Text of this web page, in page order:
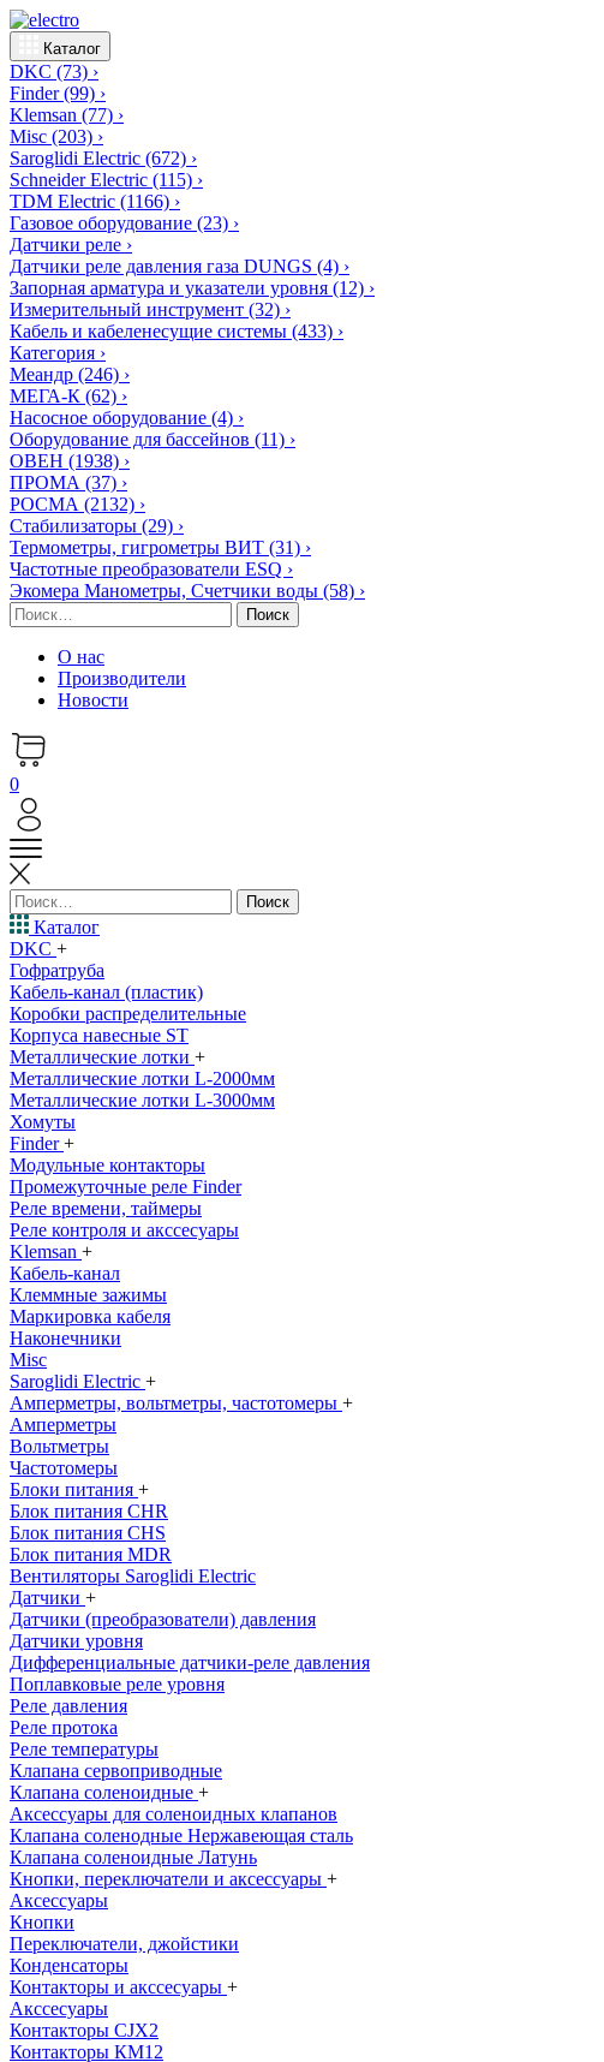
Каталог
DKC (73) ›
Finder(99) ›
Klemsan (77) ›
Misc (203) ›
Saroglidi Electric (672) ›
Schneider Electric (115) ›
TDM Electric (1166) ›
Газовое оборудование (23) ›
Датчики реле ›
Датчики реле давления газа DUNGS (4) ›
Запорная арматура и указатели уровня (12) ›
Измерительный инструмент (32) ›
Кабель и кабеленесущие системы (433) ›
Категория ›
Меандр (246) ›
МЕГА-К (62) ›
Насосное оборудование (4) ›
Оборудование для бассейнов (11) ›
ОВЕН (1938) ›
ПРОМА (37) ›
РОСМА (2132) ›
Стабилизаторы (29) ›
Термометры, гигрометры ВИТ (31) ›
Частотные преобразователи ESQ ›
Экомера Манометры, Счетчики воды (58) ›
Найти:
О нас
Производители
Новости
0
Найти:
Каталог
DKC +
Гофратруба
Кабель-канал (пластик)
Коробки распределительные
Корпуса навесные ST
Металлические лотки +
Металлические лотки L-2000мм
Металлические лотки L-3000мм
Хомуты
Finder+
Модульные контакторы
Промежуточные реле Finder
Реле времени, таймеры
Реле контроля и акссесуары
Klemsan +
Кабель-канал
Клеммные зажимы
Маркировка кабеля
Наконечники
Misc
Saroglidi Electric +
Амперметры, вольтметры, частотомеры +
Амперметры
Вольтметры
Частотомеры
Блоки питания +
Блок питания CHR
Блок питания CHS
Блок питания MDR
Вентиляторы Saroglidi Electric
Датчики +
Датчики (преобразователи) давления
Датчики уровня
Дифференциальные датчики-реле давления
Поплавковые реле уровня
Реле давления
Реле протока
Реле температуры
Клапана сервоприводные
Клапана соленоидные +
Аксессуары для соленоидных клапанов
Клапана соленодные Нержавеющая сталь
Клапана соленоидные Латунь
Кнопки, переключатели и аксессуары +
Аксессуары
Кнопки
Переключатели, джойстики
Конденсаторы
Контакторы и акссесуары +
Акссесуары
Контакторы CJX2
Контакторы КМ12